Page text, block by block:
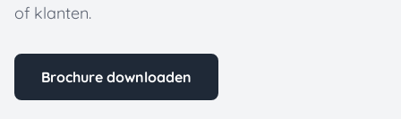
of klanten.
Brochure downloaden